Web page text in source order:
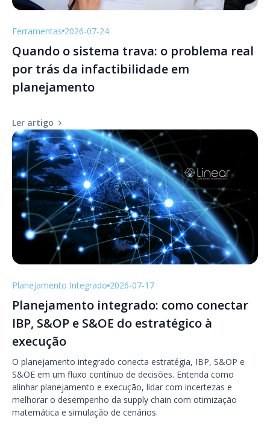
Ferramentas 2026-07-24
Quando o sistema trava: o problema real
por trás da infactibilidade em
planejamento
Ler artigo
Planejamento Integrado 2026-07-17
Planejamento integrado: como conectar
IBP, S&OP e S&OE do estratégico à
execução
O planejamento integrado conecta estratégia, IBP, S&OP e
S&OE em um fluxo contínuo de decisões. Entenda como
alinhar planejamento e execução, lidar com incertezas e
melhorar o desempenho da supply chain com otimização
matemática e simulação de cenários.